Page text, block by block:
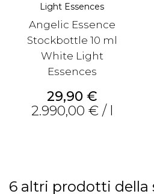
Light Essences
Angelic Essence
Stockbottle 10 ml
White Light
Essences
Prezzo
29,90 €
2.990,00 € / l
6 altri prodotti della